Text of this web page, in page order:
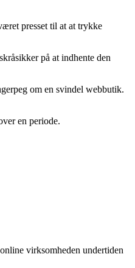
presset til at at trykke
på at indhente den
om en svindel webbutik.
en periode.
virksomheden undertiden